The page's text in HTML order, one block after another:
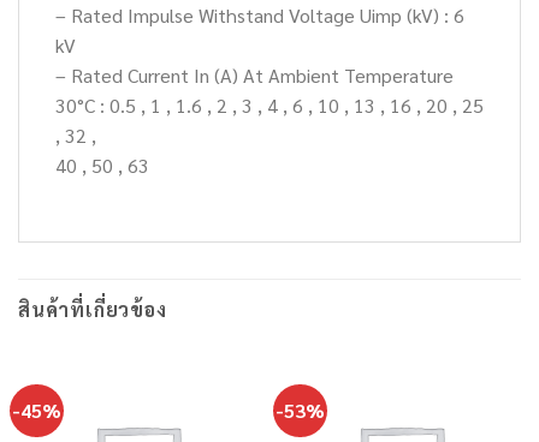
– Rated Impulse Withstand Voltage Uimp (kV) : 6
kV
– Rated Current In (A) At Ambient Temperature
30°C : 0.5 , 1 , 1.6 , 2 , 3 , 4 , 6 , 10 , 13 , 16 , 20 , 25
, 32 ,
40 , 50 , 63
สินค้าที่เกี่ยวข้อง
-45% -53%